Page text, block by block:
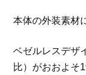
本体の外装素材
ベゼルレスデザ
比）がおおよそ